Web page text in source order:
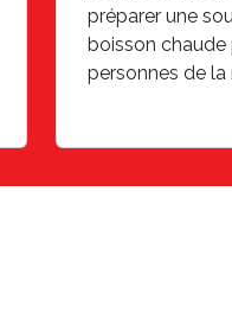
préparer une
boisson chaude
personnes de la